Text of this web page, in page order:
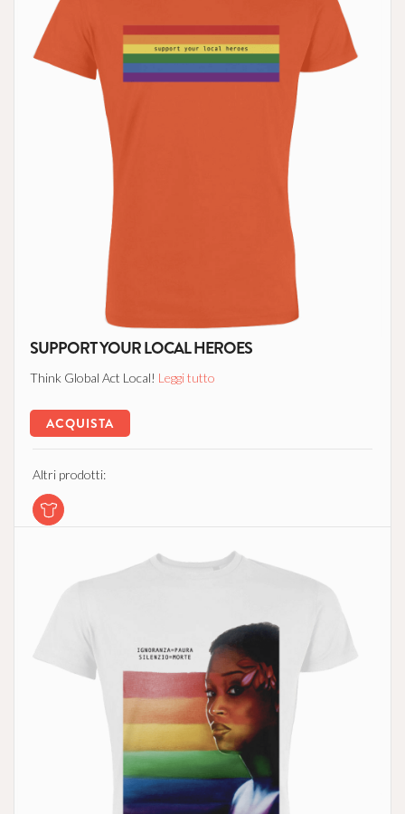
SUPPORT YOUR LOCAL HEROES
Think Global Act Local! Leggi tutto
ACQUISTA
Altri prodotti: